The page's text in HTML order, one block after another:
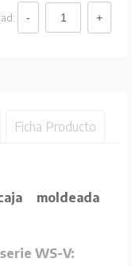
Ficha Producto
moldeada
WS-V: